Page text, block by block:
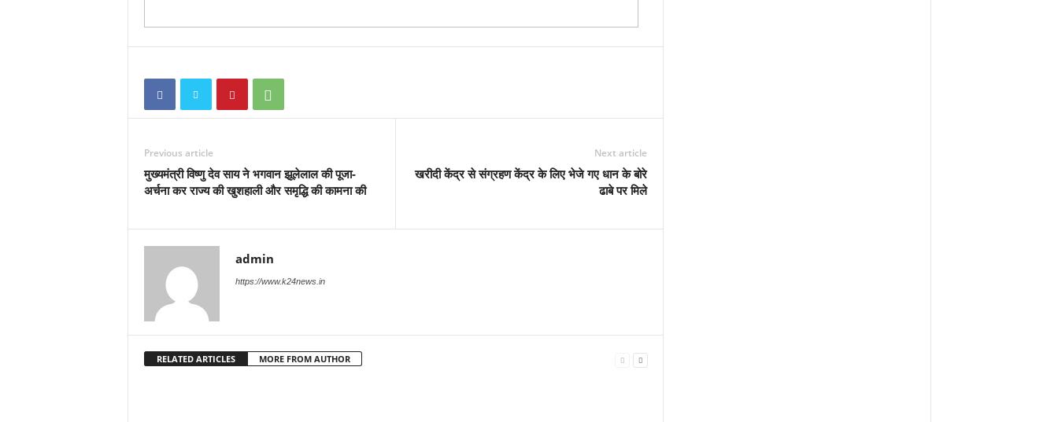
Previous article
मुख्यमंत्री विष्णु देव साय ने भगवान झूलेलाल की पूजा-
अर्चना कर राज्य की खुशहाली और समृद्धि की कामना की
Next article
खरीदी केंद्र से संग्रहण केंद्र के लिए भेजे गए धान के बोरे
ढाबे पर मिले
admin
https://www.k24news.in
RELATED ARTICLES MORE FROM AUTHOR